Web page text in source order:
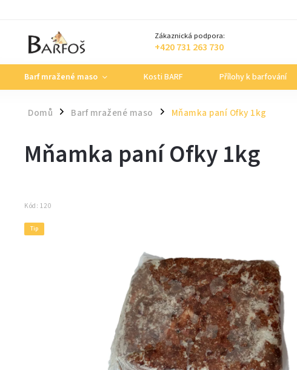
Zákaznická podpora:
+420 731 263 730
Barf mražené maso Kosti BARF Přílohy k barfování
Domů / Barf mražené maso / Mňamka paní Ofky 1kg
Mňamka paní Ofky 1kg
Kód: 120
Tip